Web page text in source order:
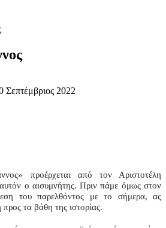
Σεπτέμβριος 2022
προέρχεται από τον Αριστοτέλη
αυτόν ο αισυμνήτης. Πριν πάμε όμως στον
του παρελθόντος με το σήμερα, ας
τα βάθη της ιστορίας.